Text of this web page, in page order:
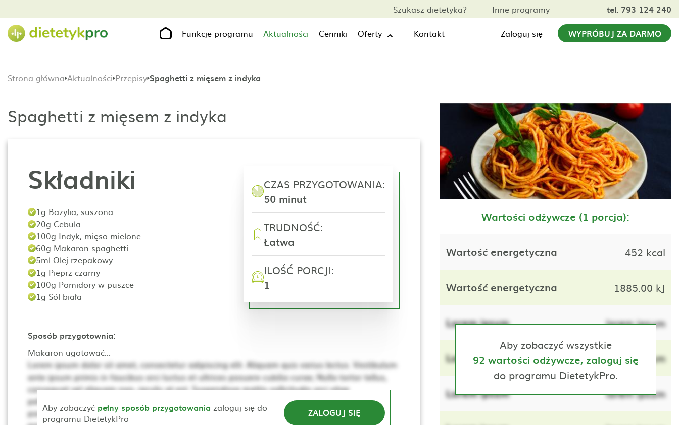
Szukasz dietetyka? Inne programy
tel. 793 124 240
Funkcje programu
Aktualności Cenniki Oferty Kontakt Zaloguj się WYPRÓBUJ ZA DARMO
Strona główna Aktualności Przepisy Spaghetti z mięsem z indyka
Spaghetti z mięsem z indyka
Składniki
1g Bazylia, suszona
20g Cebula
100g Indyk, mięso mielone
60g Makaron spaghetti
5ml Olej rzepakowy
1g Pieprz czarny
100g Pomidory w puszce
1g Sól biała
CZAS PRZYGOTOWANIA:
50 minut
TRUDNOŚĆ:
Łatwa
ILOŚĆ PORCJI:
1
Sposób przygotownia:
Makaron ugotować...
Lorem ipsum dolor sit amet, consectetur adipiscing elit. Aliquam quis varius lectus. Vestibulum
ante ipsum primis in faucibus orci luctus et ultrices posuere cubilia curae; Nulla tortor tellus,
consequat vel aliquam non, iaculis at est. Suspendisse mattis sollicitudin orci vitae
pellentesque. Ut non neque a mi consequat posuere. Nulla elementum, ante sed tincidunt
porta, lectus dui rhoncus magna, at posuere t scelerisque. Donec dapibus mauris vitae sem
Aby zobaczyć pełny sposób przygotowania zaloguj się do
programu DietetykPro
ZALOGUJ SIĘ
Wartości odżywcze (1 porcja):
Wartość energetyczna 452 kcal
Wartość energetyczna 1885.00 kJ
Lorem ipsum lorem ipsum
Lorem ipsum lorem ipsum
Lorem ipsum lorem ipsum
Aby zobaczyć wszystkie
92 wartości odżywcze, zaloguj się
do programu DietetykPro.